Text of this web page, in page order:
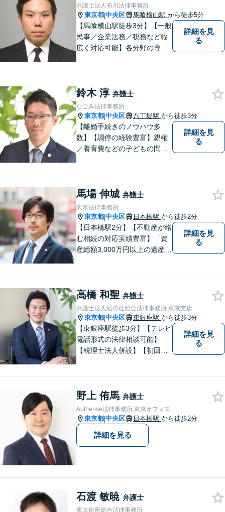
弁護士法人布川法律事務所
東京都|中央区 馬喰横山駅 から徒歩5分
【馬喰横山駅徒歩3分】【一般
民事／企業法務／税務など幅
広く対応可能】各分野の専門
明るい未来を作っていけるよ
う精進いたします。まずはご
相談を！
詳細を見
る
鈴木 淳 弁護士
なごみ法律事務所
東京都|中央区 八丁堀駅 から徒歩3分
【離婚手続きのノウハウ多
数】【調停の経験豊富】親権
／養育費などの子どもの問題
に真摯に向き合い最後までサ
ポート。性別・年齢問わず、
お気軽にご相談ください【八
丁堀駅徒歩2分】
詳細を見
る
馬場 伸城 弁護士
久米法律事務所
東京都|中央区 日本橋駅 から徒歩2分
【日本橋駅2分】【不動産が絡
む相続の対応実績豊富】「資
産総額3,000万円以上の遺産分
【不動産取引に関するトラブ
ル・宅建業法の問題等】単発
のご依頼もご相談ください
詳細を見
る
高橋 和聖 弁護士
弁護士法人結の杜総合法律事務所 東京支店
東京都|中央区 東銀座駅 から徒歩3分
【東銀座駅徒歩3分】【テレビ
電話形式の法律相談可能】
【税理士法人併設】【初回相
詳細を見
る
野上 侑馬 弁護士
Authense法律事務所 東京オフィス
東京都|中央区 日本橋駅 から徒歩2分
詳細を見る
石渡 敏暁 弁護士
東京銀座総合法律事務所